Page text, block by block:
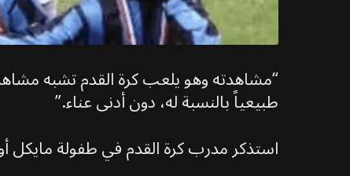
“مشاهدته وهو يلعب كرة القدم تشبه
طبيعياً بالنسبة له، دون أدنى عناء.”
استذكر مدرب كرة القدم في طفولة مايكل